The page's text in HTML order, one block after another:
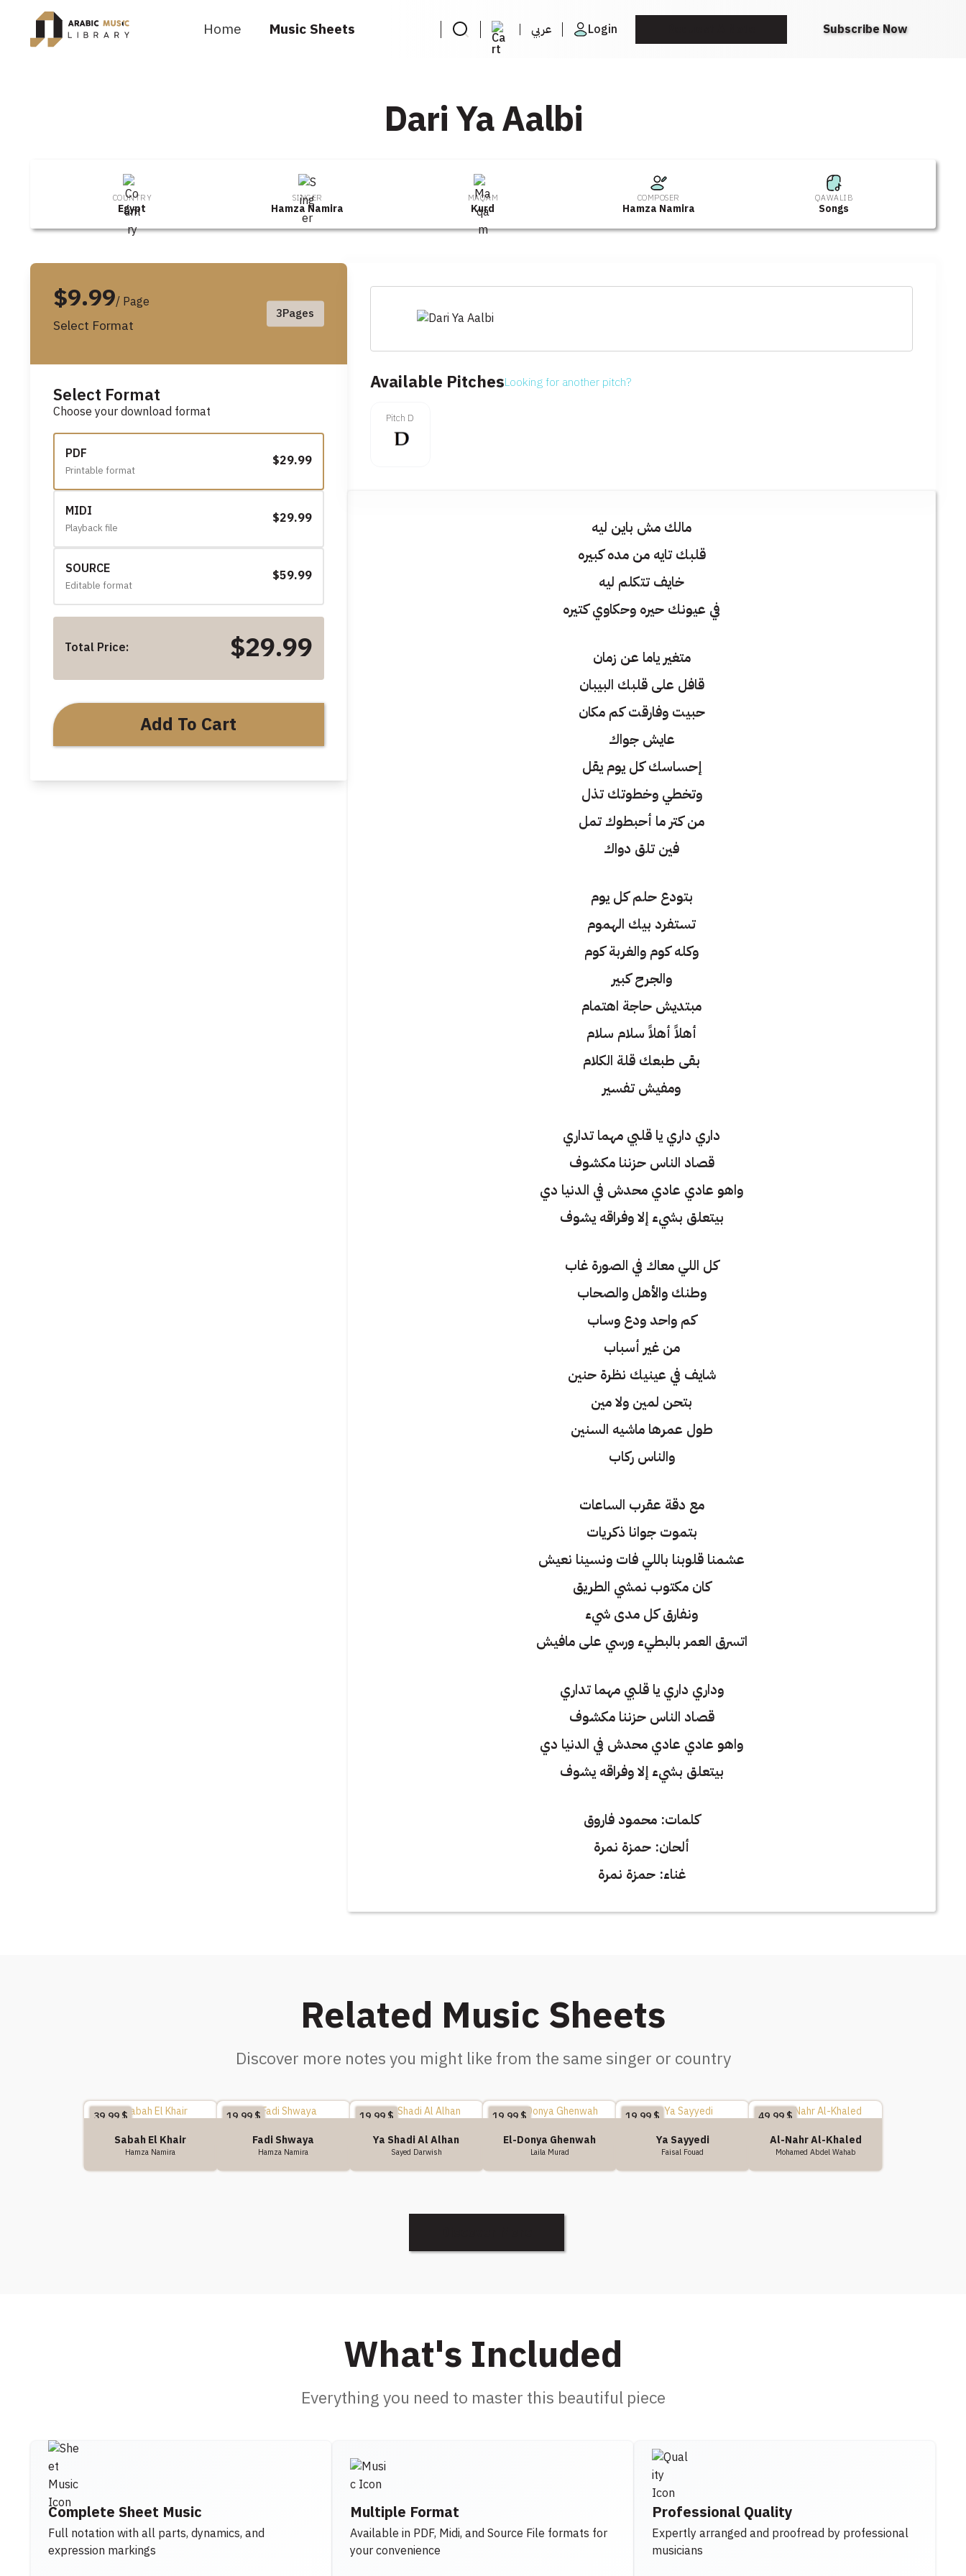
Home Music Sheets عربي Login Subscribe Now
Dari Ya Aalbi
COUNTRY
Egypt
SINGER
Hamza Namira
MAQAM
Kurd
COMPOSER
Hamza Namira
QAWALIB
Songs
$9.99/ Page
Select Format
3Pages
Select Format
Choose your download format
PDF
Printable format
$29.99
MIDI
Playback file
$29.99
SOURCE
Editable format
$59.99
Total Price: $29.99
Add To Cart
Available PitchesLooking for another pitch?
Pitch D
مالك مش باين ليه
قلبك تايه من مده كبيره
خايف تتكلم ليه
في عيونك حيره وحكاوي كتيره
متغير ياما عن زمان
قافل على قلبك البيبان
حبيت وفارقت كم مكان
عايش جواك
إحساسك كل يوم يقل
وتخطي وخطوتك تذل
من كتر ما أحبطوك تمل
فين تلق دواك
بتودع حلم كل يوم
تستفرد بيك الهموم
وكله كوم والغربة كوم
والجرح كبير
مبتديش حاجة اهتمام
أهلاً أهلاً سلام سلام
بقى طبعك قلة الكلام
ومفيش تفسير
داري داري يا قلبي مهما تداري
قصاد الناس حزننا مكشوف
واهو عادي عادي محدش في الدنيا دي
بيتعلق بشيء إلا وفراقه يشوف
كل اللي معاك في الصورة غاب
وطنك والأهل والصحاب
كم واحد ودع وساب
من غير أسباب
شايف في عينيك نظرة حنين
بتحن لمين ولا مين
طول عمرها ماشيه السنين
والناس ركاب
مع دقة عقرب الساعات
بتموت جوانا ذكريات
عشمنا قلوبنا باللي فات ونسينا نعيش
كان مكتوب نمشي الطريق
ونفارق كل مدى شيء
اتسرق العمر بالبطيء ورسي على مافيش
وداري داري يا قلبي مهما تداري
قصاد الناس حزننا مكشوف
واهو عادي عادي محدش في الدنيا دي
بيتعلق بشيء إلا وفراقه يشوف
كلمات: محمود فاروق
ألحان: حمزة نمرة
غناء: حمزة نمرة
Related Music Sheets
Discover more notes you might like from the same singer or country
Sabah El Khair
Hamza Namira
39.99$
Fadi Shwaya
Hamza Namira
19.99$
Ya Shadi Al Alhan
Sayed Darwish
19.99$
El-Donya Ghenwah
Laila Murad
19.99$
Ya Sayyedi
Faisal Fouad
19.99$
Al-Nahr Al-Khaled
Mohamed Abdel Wahab
49.99$
What's Included
Everything you need to master this beautiful piece
Complete Sheet Music
Full notation with all parts, dynamics, and
expression markings
Multiple Format
Available in PDF, Midi, and Source File formats for
your convenience
Professional Quality
Expertly arranged and proofread by professional
musicians